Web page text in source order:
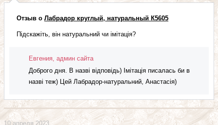
Отзыв о Лабрадор круглый, натуральный К5605
Підскажіть, він натуральний чи імітація?
Евгения, админ сайта
Доброго дня. В назві відповідь) Імітація писалась би в
назві теж) Цей Лабрадор-натуральний, Анастасія)
10 апреля 2023